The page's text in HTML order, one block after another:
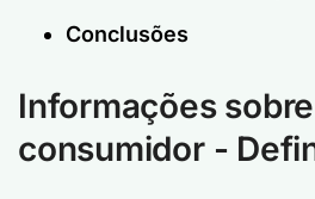
Conclusões
Informações
consumidor -